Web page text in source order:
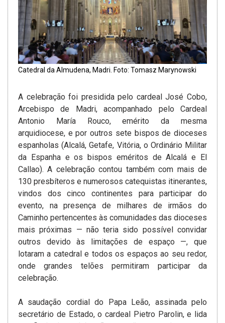
Catedral da Almudena, Madri. Foto: Tomasz Marynowski
A celebração foi presidida pelo cardeal José Cobo,
Arcebispo de Madri, acompanhado pelo Cardeal
Antonio María Rouco, emérito da mesma
arquidiocese, e por outros sete bispos de dioceses
espanholas (Alcalá, Getafe, Vitória, o Ordinário Militar
da Espanha e os bispos eméritos de Alcalá e El
Callao). A celebração contou também com mais de
130 presbíteros e numerosos catequistas itinerantes,
vindos dos cinco continentes para participar do
evento, na presença de milhares de irmãos do
Caminho pertencentes às comunidades das dioceses
mais próximas — não teria sido possível convidar
outros devido às limitações de espaço —, que
lotaram a catedral e todos os espaços ao seu redor,
onde grandes telões permitiram participar da
celebração.
A saudação cordial do Papa Leão, assinada pelo
secretário de Estado, o cardeal Pietro Parolin, e lida